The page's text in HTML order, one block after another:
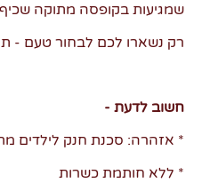
שמגיעות בקופסה מתוקה
רק נשארו לכם לבחור טעם -
חשוב לדעת -
* אזהרה: סכנת חנק לילדים
* ללא חותמת כשרות